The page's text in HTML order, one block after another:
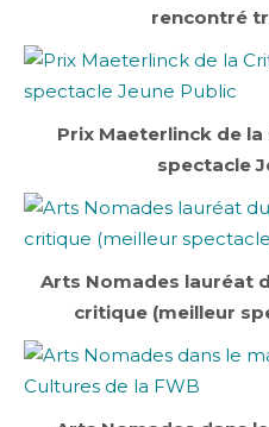
rencontré
Prix Maeterlinck de
spectacle
Arts Nomades lauréat
critique (meilleur